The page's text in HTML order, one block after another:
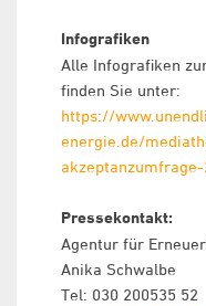
Infografiken
Alle Infografiken
finden Sie unter:
https://
energie.de/
akzeptanzumfrage-
Pressekontakt:
Agentur für
Anika Schwalbe
Tel: 030 200535 52